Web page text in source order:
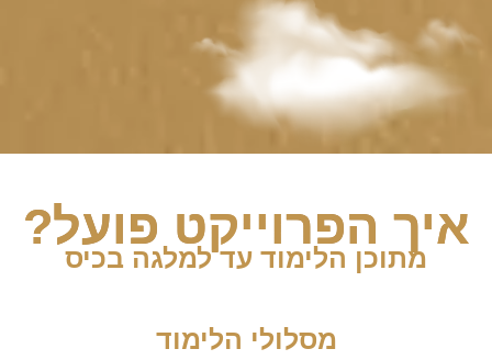
איך הפרוייקט פועל?
מתוכן הלימוד עד למלגה בכיס
מסלולי הלימוד